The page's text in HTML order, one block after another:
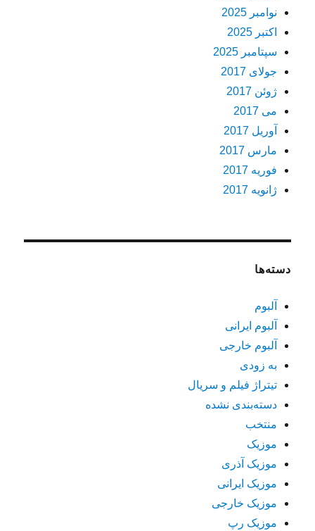
نوامبر 2025
اکتبر 2025
سپتامبر 2025
جولای 2017
ژوئن 2017
می 2017
آوریل 2017
مارس 2017
فوریه 2017
ژانویه 2017
دسته‌ها
آلبوم
آلبوم ایرانی
آلبوم خارجی
به زودی
تیتراژ فیلم و سریال
دسته‌بندی نشده
منتخب
موزیک
موزیک آذری
موزیک ایرانی
موزیک خارجی
موزیک رپ